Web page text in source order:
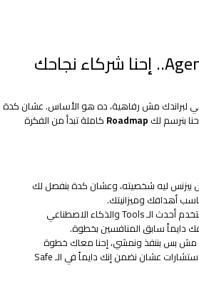
إحنا مش مجرد Agency.. إحنا شركاء نجاحك
لبراندك مش رفاهية، ده هو الأساس. عشان كدة
بنرسم لك Roadmap كاملة تبدأ من الفكرة
بيزنس ليه شخصيته، وعشان كدة بنفصل لك
أهدافك وميزانيتك.
بنستخدم أحدث الـ Tools والذكاء الاصطناعي
دايماً سابق المنافسين بخطوة.
مش بس بننفذ ونمشي، إحنا معاك خطوة
بخطوة بالدعم الفني والاستشارات عشان نضمن إنك دايماً في الـ Safe